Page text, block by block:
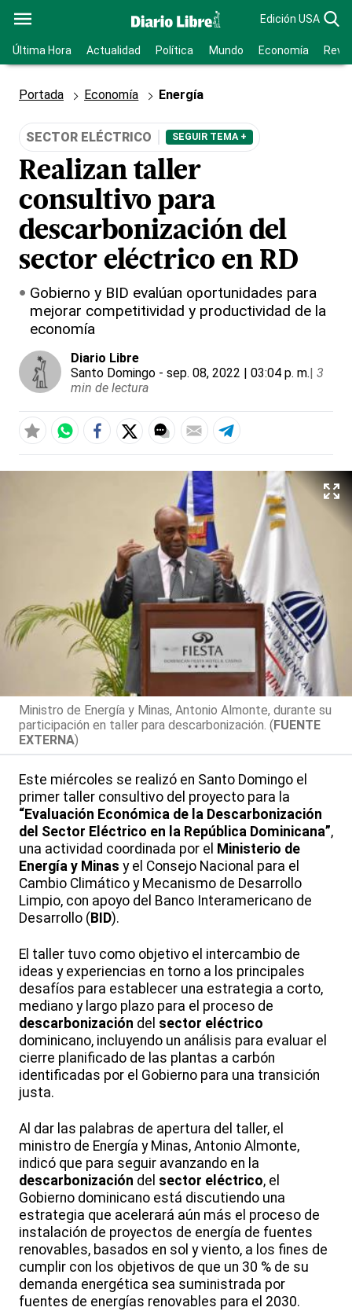
Edición USA
Última Hora Actualidad Política Mundo Economía
Portada Economía Energía
SECTOR ELÉCTRICO SEGUIR TEMA +
Realizan taller
consultivo para
descarbonización del
sector eléctrico en RD
Gobierno y BID evalúan oportunidades para
mejorar competitividad y productividad de la
economía
Diario Libre
Santo Domingo - sep. 08, 2022 | 03:04 p. m.| 3
min de lectura
Ministro de Energía y Minas, Antonio Almonte, durante su
participación en taller para descarbonización. (FUENTE
EXTERNA)
Este miércoles se realizó en Santo Domingo el
primer taller consultivo del proyecto para la
“Evaluación Económica de la Descarbonización
del Sector Eléctrico en la República Dominicana”,
una actividad coordinada por el Ministerio de
Energía y Minas y el Consejo Nacional para el
Cambio Climático y Mecanismo de Desarrollo
Limpio, con apoyo del Banco Interamericano de
Desarrollo ( BID).
El taller tuvo como objetivo el intercambio de
ideas y experiencias en torno a los principales
desafíos para establecer una estrategia a corto,
mediano y largo plazo para el proceso de
descarbonización del sector eléctrico
dominicano, incluyendo un análisis para evaluar el
cierre planificado de las plantas a carbón
identificadas por el Gobierno para una transición
justa.
Al dar las palabras de apertura del taller, el
ministro de Energía y Minas, Antonio Almonte,
indicó que para seguir avanzando en la
descarbonización del sector eléctrico, el
Gobierno dominicano está discutiendo una
estrategia que acelerará aún más el proceso de
instalación de proyectos de energía de fuentes
renovables, basados en sol y viento, a los fines de
cumplir con los objetivos de que un 30 % de su
demanda energética sea suministrada por
fuentes de energías renovables para el 2030.